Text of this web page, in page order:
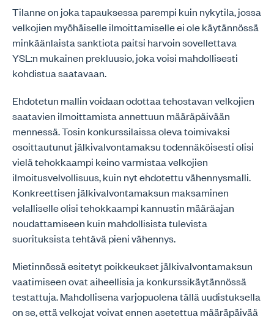
Tilanne on joka tapauksessa parempi kuin nykytila, jossa
velkojien myöhäiselle ilmoittamiselle ei ole käytännössä
minkäänlaista sanktiota paitsi harvoin sovellettava
YSL:n mukainen prekluusio, joka voisi mahdollisesti
kohdistua saatavaan.
Ehdotetun mallin voidaan odottaa tehostavan velkojien
saatavien ilmoittamista annettuun määräpäivään
mennessä. Tosin konkurssilaissa oleva toimivaksi
osoittautunut jälkivalvontamaksu todennäköisesti olisi
vielä tehokkaampi keino varmistaa velkojien
ilmoitusvelvollisuus, kuin nyt ehdotettu vähennysmalli.
Konkreettisen jälkivalvontamaksun maksaminen
velalliselle olisi tehokkaampi kannustin määräajan
noudattamiseen kuin mahdollisista tulevista
suorituksista tehtävä pieni vähennys.
Mietinnössä esitetyt poikkeukset jälkivalvontamaksun
vaatimiseen ovat aiheellisia ja konkurssikäytännössä
testattuja. Mahdollisena varjopuolena tällä uudistuksella
on se, että velkojat voivat ennen asetettua määräpäivää